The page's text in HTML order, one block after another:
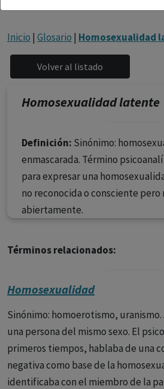
facultados para prescribir o
fármacos se facilita a título
siendo responsabilidad de los
facultados prescribir
caso concreto, el tratamiento más
Inicio | Glosario | Homosexualidad
Homosexualidad latente
Definición: Sinónimo:
enmascarada. Término
para expresar una
no reconocida o consciente pero
abiertamente.
Términos relacionados:
Homosexualidad
Sinónimo: homoerotismo,
una persona del mismo sexo. El
primeros tiempos, hablaba de una
negativa como base de la
identificaba con el miembro de la